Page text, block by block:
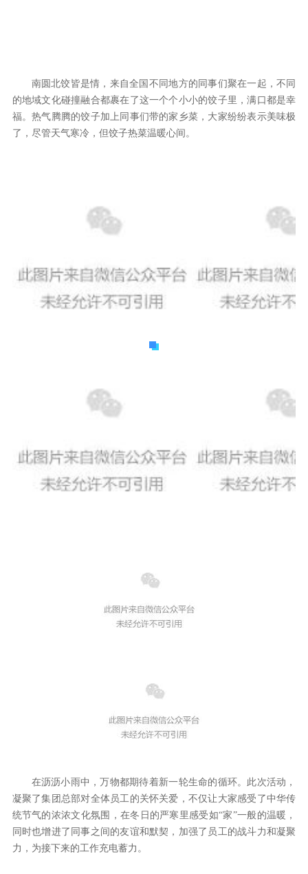
南圆北饺皆是情，来自全国不同地方的同事们聚在一起，不同
的地域文化碰撞融合都裹在了这一个个小小的饺子里，满口都是幸
福。热气腾腾的饺子加上同事们带的家乡菜，大家纷纷表示美味极
了，尽管天气寒冷，但饺子热菜温暖心间。
在沥沥小雨中，万物都期待着新一轮生命的循环。此次活动，
凝聚了集团总部对全体员工的关怀关爱，不仅让大家感受了中华传
统节气的浓浓文化氛围，在冬日的严寒里感受如“家”一般的温暖，
同时也增进了同事之间的友谊和默契，加强了员工的战斗力和凝聚
力，为接下来的工作充电蓄力。